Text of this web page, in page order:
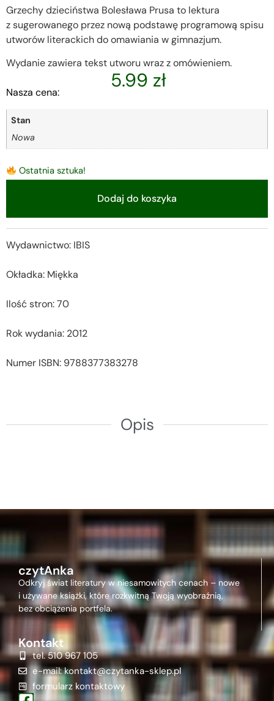
Grzechy dzieciństwa Bolesława Prusa to lektura
z sugerowanego przez nową podstawę programową spisu
utworów literackich do omawiania w gimnazjum.
Wydanie zawiera tekst utworu wraz z omówieniem.
Nasza cena:
5.99 zł
Stan
Nowa
Ostatnia sztuka!
Dodaj do koszyka
Wydawnictwo: IBIS
Okładka: Miękka
Ilość stron: 70
Rok wydania: 2012
Numer ISBN: 9788377383278
Opis
czytAnka
Odkryj świat literatury w niesamowitych cenach – nowe
i używane książki, które rozkwitną Twoją wyobraźnią,
bez obciążenia portfela.
Kontakt
tel. 510 967 105
e-mail: kontakt@czytanka-sklep.pl
formularz kontaktowy